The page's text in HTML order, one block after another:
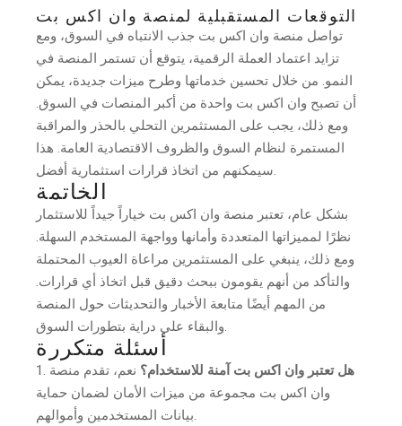
التوقعات المستقبلية لمنصة وان اكس بت
تواصل منصة وان اكس بت جذب الانتباه في السوق، ومع
تزايد اعتماد العملة الرقمية، يتوقع أن تستمر المنصة في
النمو. من خلال تحسين خدماتها وطرح ميزات جديدة، يمكن
أن تصبح وان اكس بت واحدة من أكبر المنصات في السوق.
ومع ذلك، يجب على المستثمرين التحلي بالحذر والمراقبة
المستمرة لنظام السوق والظروف الاقتصادية العامة. هذا
سيمكنهم من اتخاذ قرارات استثمارية أفضل.
الخاتمة
بشكل عام، تعتبر منصة وان اكس بت خياراً جيداً للاستثمار
نظرًا لمميزاتها المتعددة وأمانها وواجهة المستخدم السهلة.
ومع ذلك، ينبغي على المستثمرين مراعاة العيوب المحتملة
والتأكد من أنهم يقومون ببحث دقيق قبل اتخاذ أي قرارات.
من المهم أيضًا متابعة الأخبار والتحديثات حول المنصة
والبقاء على دراية بتطورات السوق.
أسئلة متكررة
هل تعتبر وان اكس بت آمنة للاستخدام؟ نعم، تقدم منصة
وان اكس بت مجموعة من ميزات الأمان لضمان حماية
بيانات المستخدمين وأموالهم.